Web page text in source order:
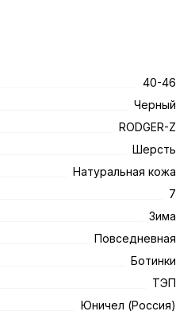
40-46
Черный
RODGER-Z
Шерсть
Натуральная кожа
7
Зима
Повседневная
Ботинки
ТЭП
Юничел (Россия)